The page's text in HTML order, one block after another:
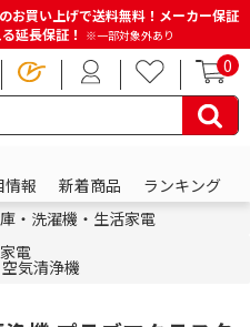
お買い上げで送料無料！メーカー保証
延長保証！ ※一部対象外あり
0
情報 新着商品
ランキング
・洗濯機・生活家電
電
空気清浄機